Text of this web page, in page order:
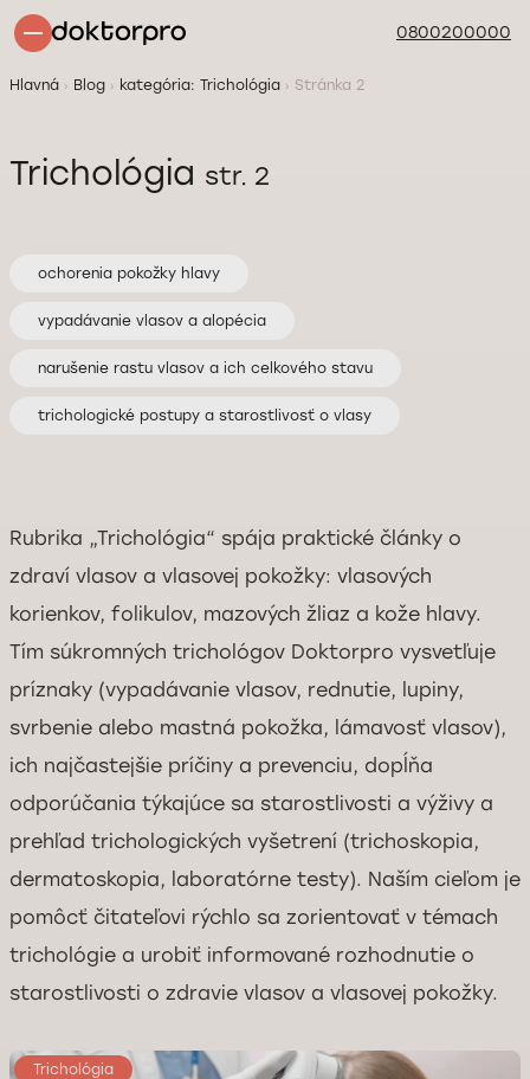
0800200000
Hlavná Blog kategória: Trichológia Stránka 2
Trichológia str. 2
ochorenia pokožky hlavy
vypadávanie vlasov a alopécia
narušenie rastu vlasov a ich celkového stavu
trichologické postupy a starostlivosť o vlasy
Rubrika „Trichológia“ spája praktické články o
zdraví vlasov a vlasovej pokožky: vlasových
korienkov, folikulov, mazových žliaz a kože hlavy.
Tím súkromných trichológov Doktorpro vysvetľuje
príznaky (vypadávanie vlasov, rednutie, lupiny,
svrbenie alebo mastná pokožka, lámavosť vlasov),
ich najčastejšie príčiny a prevenciu, dopĺňa
odporúčania týkajúce sa starostlivosti a výživy a
prehľad trichologických vyšetrení (trichoskopia,
dermatoskopia, laboratórne testy). Naším cieľom je
pomôcť čitateľovi rýchlo sa zorientovať v témach
trichológie a urobiť informované rozhodnutie o
starostlivosti o zdravie vlasov a vlasovej pokožky.
Trichológia